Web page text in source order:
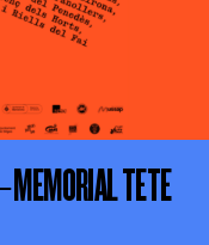
TETE